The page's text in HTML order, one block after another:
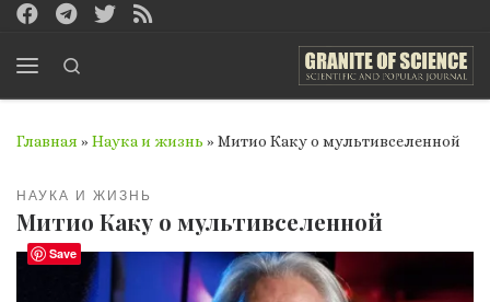
Перейти к содержимому
Главная » Наука и жизнь » Митио Каку о мультивселенной
НАУКА И ЖИЗНЬ
Митио Каку о мультивселенной
Save